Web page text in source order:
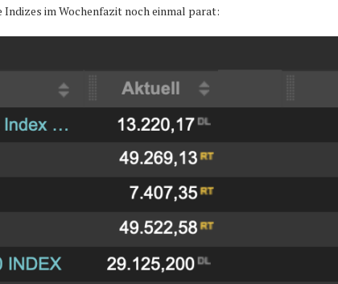
Indizes im Wochenfazit noch einmal parat: